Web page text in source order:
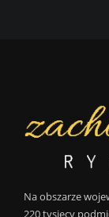
Na obszarze
220 tysięcy